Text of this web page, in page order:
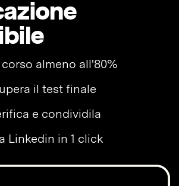
almeno all'80%
il test finale
e condividila
Linkedin in 1 click